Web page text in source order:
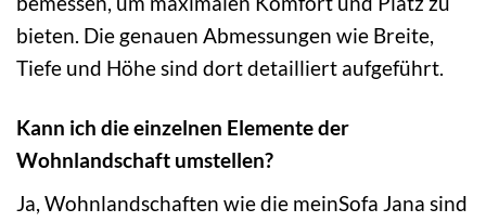
bieten. Die genauen Abmessungen wie Breite,
Tiefe und Höhe sind dort detailliert aufgeführt.
Kann ich die einzelnen Elemente der
Wohnlandschaft umstellen?
Ja, Wohnlandschaften wie die meinSofa Jana sind